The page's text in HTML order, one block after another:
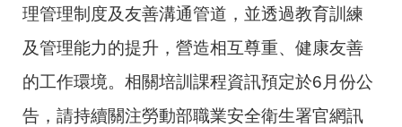
理管理制度及友善溝通管道，並透過教育訓練
及管理能力的提升，營造相互尊重、健康友善
的工作環境。相關培訓課程資訊預定於6月份公
告，請持續關注勞動部職業安全衛生署官網訊